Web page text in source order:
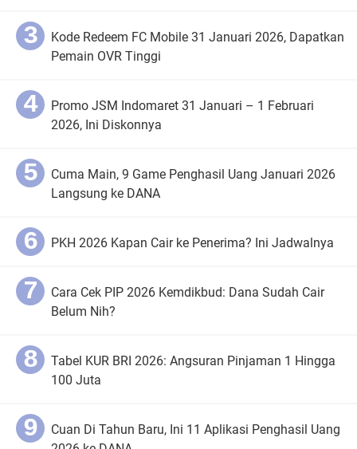
Kode Redeem FC Mobile 31 Januari 2026, Dapatkan
Pemain OVR Tinggi
Promo JSM Indomaret 31 Januari – 1 Februari
2026, Ini Diskonnya
Cuma Main, 9 Game Penghasil Uang Januari 2026
Langsung ke DANA
PKH 2026 Kapan Cair ke Penerima? Ini Jadwalnya
Cara Cek PIP 2026 Kemdikbud: Dana Sudah Cair
Belum Nih?
Tabel KUR BRI 2026: Angsuran Pinjaman 1 Hingga
100 Juta
Cuan Di Tahun Baru, Ini 11 Aplikasi Penghasil Uang